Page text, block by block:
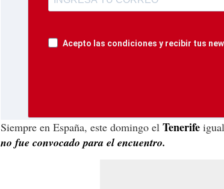
Acepto las condiciones y recibir tus
Siempre en España, este domingo el Tenerife
no fue convocado para el encuentro.